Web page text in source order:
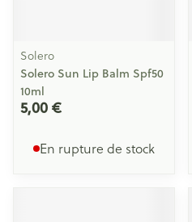
Solero
Solero Sun Lip Balm Spf50
10ml
5,00 €
En rupture de stock